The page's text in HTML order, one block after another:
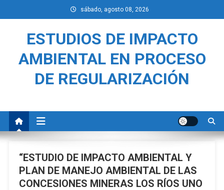
al
sábado, agosto 08, 2026
ESTUDIOS DE IMPACTO
AMBIENTAL EN PROCESO
DE REGULARIZACIÓN
“ESTUDIO DE IMPACTO AMBIENTAL Y
PLAN DE MANEJO AMBIENTAL DE LAS
CONCESIONES MINERAS LOS RÍOS UNO